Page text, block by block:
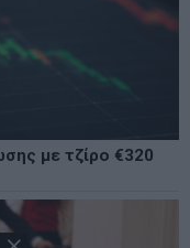
με τζίρο €320